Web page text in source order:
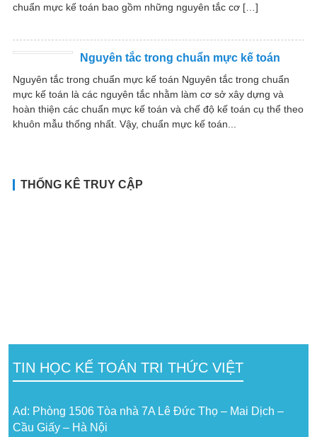
chuẩn mực kế toán bao gồm những nguyên tắc cơ […]
Nguyên tắc trong chuẩn mực kế toán
Nguyên tắc trong chuẩn mực kế toán Nguyên tắc trong chuẩn
mực kế toán là các nguyên tắc nhằm làm cơ sở xây dựng và
hoàn thiện các chuẩn mực kế toán và chế độ kế toán cụ thể theo
khuôn mẫu thống nhất. Vậy, chuẩn mực kế toán...
THỐNG KÊ TRUY CẬP
TIN HỌC KẾ TOÁN TRI THỨC VIỆT
Ad: Phòng 1506 Tòa nhà 7A Lê Đức Thọ – Mai Dịch –
Cầu Giấy – Hà Nội